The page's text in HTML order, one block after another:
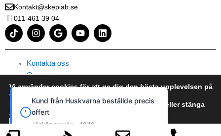
Kontakt@skepiab.se
011-461 39 04
T
i
k
k
I
n
s
a
g
a
m
G
o
o
l
e
Y
o
u
b
L
i
n
d
n
Kontakta oss
Om oss
Integritetspolicy / GDPR
Användarvillkor
Takläggning priskalkylator
Takläggare Göteborg
Vi använder cookies för att ge dig den bästa upplevelsen på
vår webbplats.
Du kan läsa mer om vilka cookies vi använder eller stänga
av dem i
cookie policy
Kund från Huskvarna beställde precis
offert
Jönköpings län • 12:12